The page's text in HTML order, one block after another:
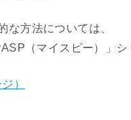
な方法については、
（マイスピー）」
）